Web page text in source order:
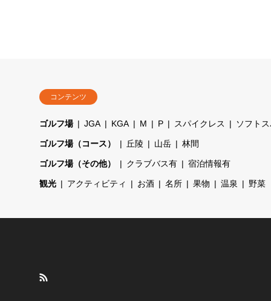
コンテンツ
ゴルフ場 JGA KGA M P スパイクレス ソフト
ゴルフ場（コース） 丘陵 山岳 林間
ゴルフ場（その他） クラブバス有 宿泊情報有
観光 アクティビティ お酒 名所 果物 温泉 野菜